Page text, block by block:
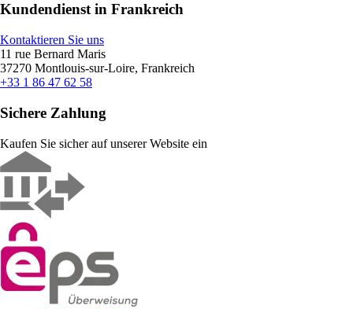
Kundendienst in Frankreich
Kontaktieren Sie uns
11 rue Bernard Maris
37270 Montlouis-sur-Loire, Frankreich
+33 1 86 47 62 58
Sichere Zahlung
Kaufen Sie sicher auf unserer Website ein